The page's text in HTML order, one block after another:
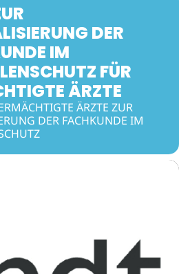
DER
IM
FÜR
ÄRZTE
ÄRZTE ZUR
DER FACHKUNDE IM